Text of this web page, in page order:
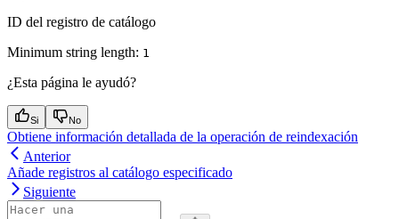
ID del registro de catálogo
Minimum string length: 1
¿Esta página le ayudó?
Si No
Obtiene información detallada de la operación de reindexación
Anterior
Añade registros al catálogo especificado
Siguiente